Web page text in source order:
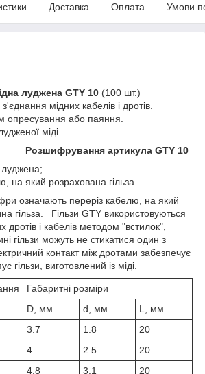
Доставка Оплата Умови
луджена GTY 10 (100 шт.)
мідних кабелів і дротів.
опресування або паяння.
міді.
артикула GTY 10
луджена;
на який розрахована гільза.
означають переріз кабелю, на який
гільза. Гільзи GTY використовуються
дротів і кабелів методом "встилок",
гільзи можуть не стикатися один з
контакт між дротами забезпечує
гільзи, виготовлений із міді.
Габаритні розміри
D, мм
d, мм
L, мм
3.7 1.8
20
4 2.5
20
4.8 3.1
20